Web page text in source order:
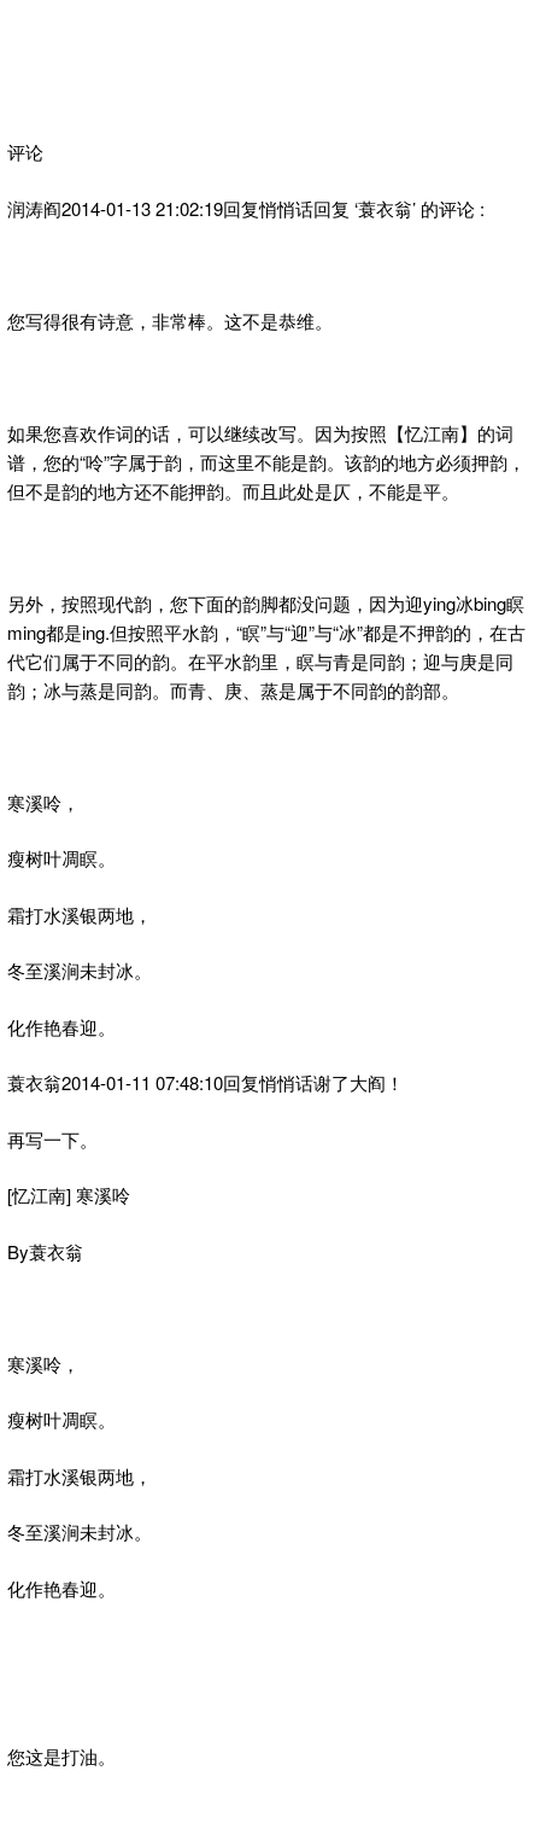
评论
润涛阎2014-01-13 21:02:19回复悄悄话回复 ‘蓑衣翁’ 的评论 :
您写得很有诗意，非常棒。这不是恭维。
如果您喜欢作词的话，可以继续改写。因为按照【忆江南】的词
谱，您的“呤”字属于韵，而这里不能是韵。该韵的地方必须押韵，
但不是韵的地方还不能押韵。而且此处是仄，不能是平。
另外，按照现代韵，您下面的韵脚都没问题，因为迎ying冰bing瞑
ming都是ing.但按照平水韵，“瞑”与“迎”与“冰”都是不押韵的，在古
代它们属于不同的韵。在平水韵里，瞑与青是同韵；迎与庚是同
韵；冰与蒸是同韵。而青、庚、蒸是属于不同韵的韵部。
寒溪呤，
瘦树叶凋瞑。
霜打水溪银两地，
冬至溪涧未封冰。
化作艳春迎。
蓑衣翁2014-01-11 07:48:10回复悄悄话谢了大阎！
再写一下。
[忆江南] 寒溪呤
By蓑衣翁
寒溪呤，
瘦树叶凋瞑。
霜打水溪银两地，
冬至溪涧未封冰。
化作艳春迎。
您这是打油。